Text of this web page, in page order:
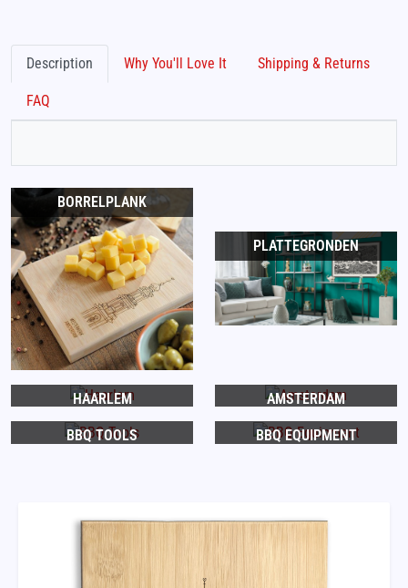
Description Why You'll Love It Shipping & Returns
FAQ
BORRELPLANK
PLATTEGRONDEN
HAARLEM AMSTERDAM
BBQ TOOLS BBQ EQUIPMENT